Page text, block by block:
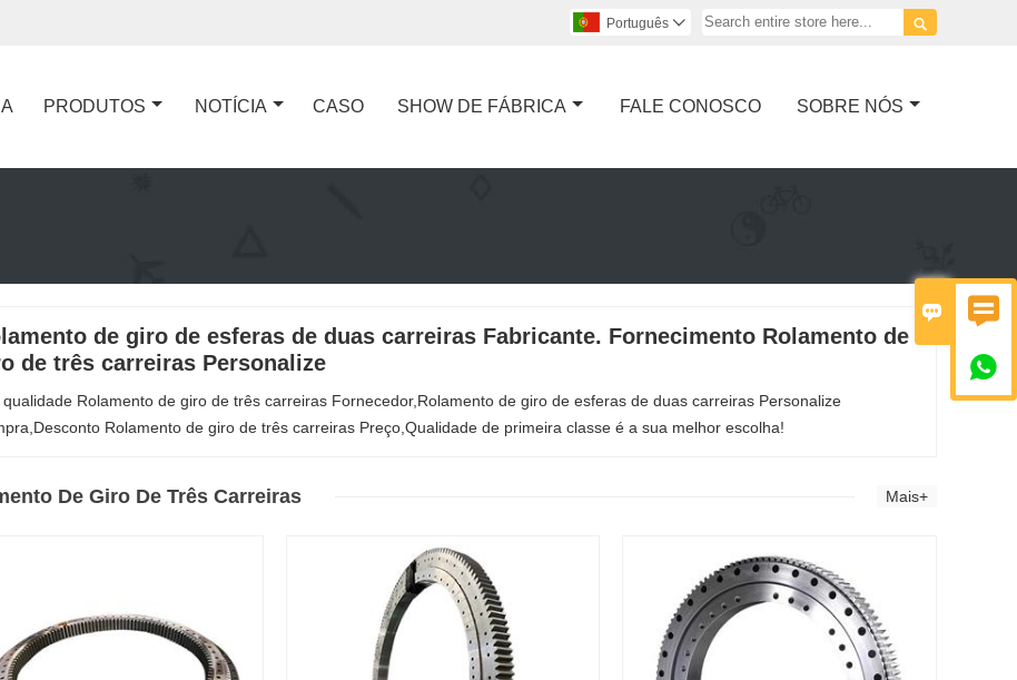
 


Português 
PRODUTOS NOTÍCIA CASO SHOW DE FÁBRICA FALE CONOSCO SOBRE NÓS
de giro de esferas de duas carreiras Fabricante. Fornecimento Rolamento de
de três carreiras Personalize
qualidade Rolamento de giro de três carreiras Fornecedor,Rolamento de giro de esferas de duas carreiras Personalize
Rolamento de giro de três carreiras Preço,Qualidade de primeira classe é a sua melhor escolha!
De Giro De Três Carreiras Mais+